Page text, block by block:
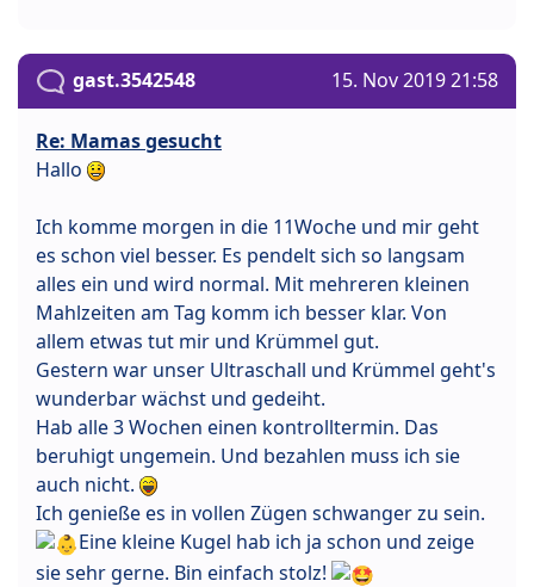
gast.3542548 15. Nov 2019 21:58
Re: Mamas gesucht
Hallo
Ich komme morgen in die 11Woche und mir geht
es schon viel besser. Es pendelt sich so langsam
alles ein und wird normal. Mit mehreren kleinen
Mahlzeiten am Tag komm ich besser klar. Von
allem etwas tut mir und Krümmel gut.
Gestern war unser Ultraschall und Krümmel geht's
wunderbar wächst und gedeiht.
Hab alle 3 Wochen einen kontrolltermin. Das
beruhigt ungemein. Und bezahlen muss ich sie
auch nicht.
Ich genieße es in vollen Zügen schwanger zu sein.
Eine kleine Kugel hab ich ja schon und zeige
sie sehr gerne. Bin einfach stolz!